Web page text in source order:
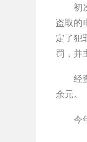
初次
盗取的
定了犯
罚，并
经查
余元。
今年1